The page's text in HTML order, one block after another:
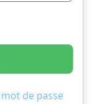
de passe